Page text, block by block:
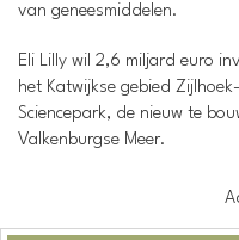
van geneesmiddelen.
Eli Lilly wil 2,6 miljard euro
het Katwijkse gebied
Sciencepark, de nieuw te
Valkenburgse Meer.